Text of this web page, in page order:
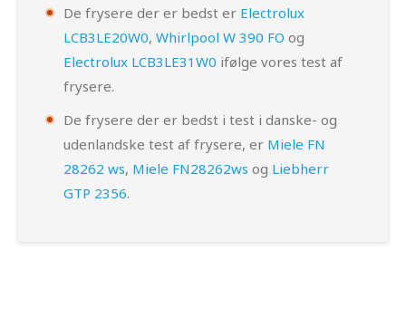
De frysere der er bedst er Electrolux
LCB3LE20W0, Whirlpool W 390 FO og
Electrolux LCB3LE31W0 ifølge vores test af
frysere.
De frysere der er bedst i test i danske- og
udenlandske test af frysere, er Miele FN
28262 ws, Miele FN28262ws og Liebherr
GTP 2356.